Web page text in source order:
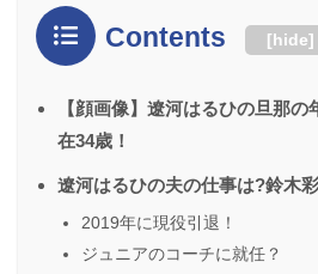
Contents [hide]
【顔画像】遼河はるひの旦那
在34歳！
遼河はるひの夫の仕事は?鈴木
2019年に現役引退！
ジュニアのコーチに就任？